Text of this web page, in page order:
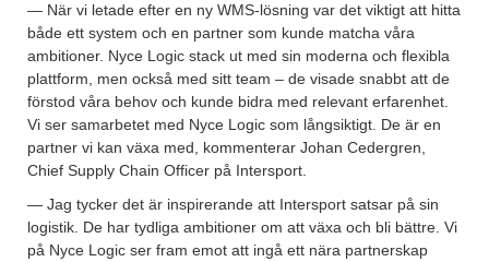
— När vi letade efter en ny WMS-lösning var det viktigt att hitta
både ett system och en partner som kunde matcha våra
ambitioner. Nyce Logic stack ut med sin moderna och flexibla
plattform, men också med sitt team – de visade snabbt att de
förstod våra behov och kunde bidra med relevant erfarenhet.
Vi ser samarbetet med Nyce Logic som långsiktigt. De är en
partner vi kan växa med, kommenterar Johan Cedergren,
Chief Supply Chain Officer på Intersport.
— Jag tycker det är inspirerande att Intersport satsar på sin
logistik. De har tydliga ambitioner om att växa och bli bättre. Vi
på Nyce Logic ser fram emot att ingå ett nära partnerskap